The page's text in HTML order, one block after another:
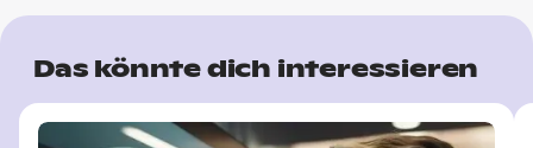
Das könnte dich interessieren